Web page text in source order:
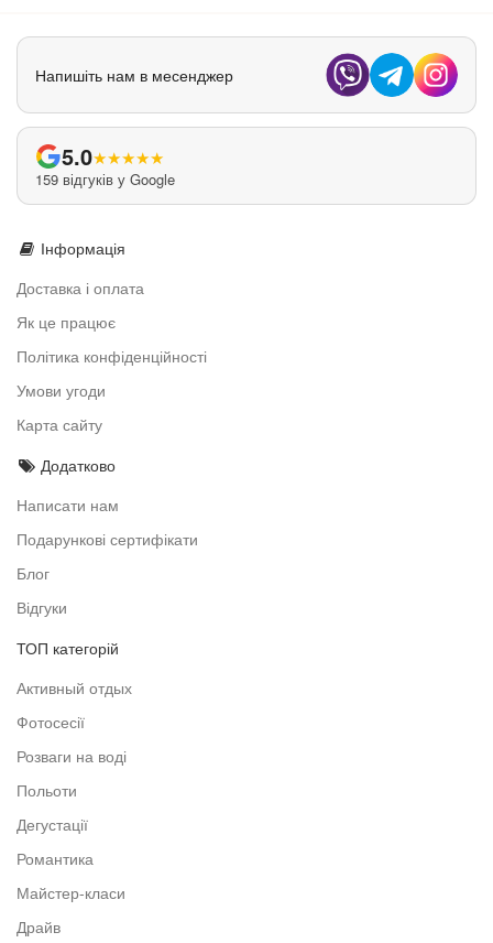
Напишіть нам в месенджер
5.0★★★★★
159 відгуків у Google
Інформація
Доставка і оплата
Як це працює
Політика конфіденційності
Умови угоди
Карта сайту
Додатково
Написати нам
Подарункові сертифікати
Блог
Відгуки
ТОП категорій
Активный отдых
Фотосесії
Розваги на воді
Польоти
Дегустації
Романтика
Майстер-класи
Драйв